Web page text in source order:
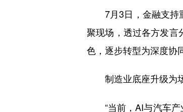
7月3日，金融支持
聚现场，透过各方发言
色，逐步转型为深度协
制造业底座升级为
“当前，AI与汽车